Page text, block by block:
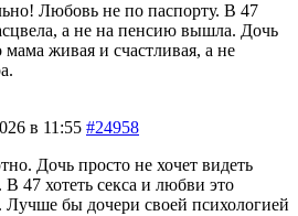
Любовь не по паспорту. В 47
а не на пенсию вышла. Дочь
мама живая и счастливая, а не
в 11:55 #24958
Дочь просто не хочет видеть
47 хотеть секса и любви это
Лучше бы дочери своей психологией